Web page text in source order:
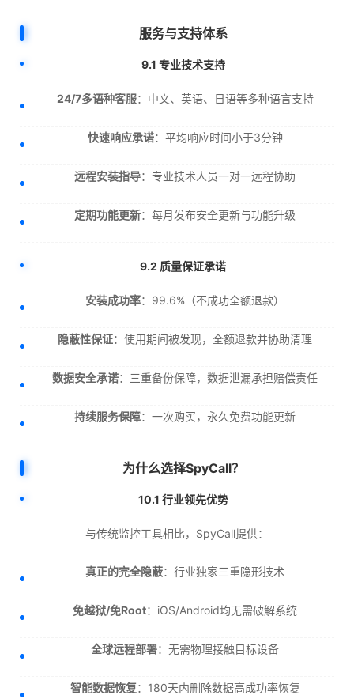
服务与支持体系
9.1 专业技术支持
24/7多语种客服：中文、英语、日语等多种语言支持
快速响应承诺：平均响应时间小于3分钟
远程安装指导：专业技术人员一对一远程协助
定期功能更新：每月发布安全更新与功能升级
9.2 质量保证承诺
安装成功率：99.6%（不成功全额退款）
隐蔽性保证：使用期间被发现，全额退款并协助清理
数据安全承诺：三重备份保障，数据泄漏承担赔偿责任
持续服务保障：一次购买，永久免费功能更新
为什么选择SpyCall？
10.1 行业领先优势
与传统监控工具相比，SpyCall提供：
真正的完全隐蔽：行业独家三重隐形技术
免越狱/免Root：iOS/Android均无需破解系统
全球远程部署：无需物理接触目标设备
智能数据恢复：180天内删除数据高成功率恢复